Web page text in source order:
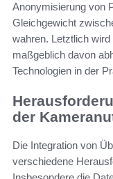
Anonymisierung von
Gleichgewicht
wahren. Letztlich wird
maßgeblich davon
Technologien in der
der
Die Integration von
verschiedene